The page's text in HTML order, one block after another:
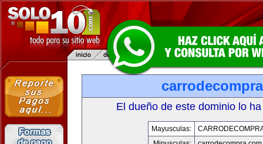
El dueño de este dominio lo
Mayusculas: